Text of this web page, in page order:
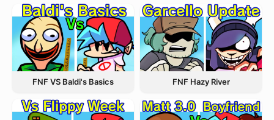
FNF VS Baldi's Basics FNF Hazy River